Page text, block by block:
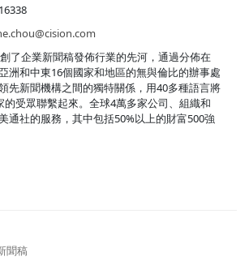
了企業新聞稿發佈行業的先河，通過分佈在
洲和中東16個國家和地區的無與倫比的辦事處
先新聞機構之間的獨特關係，用40多種語言將
的受眾聯繫起來。全球4萬多家公司、組織和
通社的服務，其中包括50%以上的財富500強
聞稿